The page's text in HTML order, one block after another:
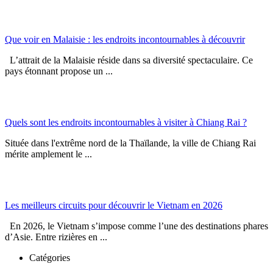
Que voir en Malaisie : les endroits incontournables à découvrir
L’attrait de la Malaisie réside dans sa diversité spectaculaire. Ce
pays étonnant propose un ...
Quels sont les endroits incontournables à visiter à Chiang Rai ?
Située dans l'extrême nord de la Thaïlande, la ville de Chiang Rai
mérite amplement le ...
Les meilleurs circuits pour découvrir le Vietnam en 2026
En 2026, le Vietnam s’impose comme l’une des destinations phares
d’Asie. Entre rizières en ...
Catégories